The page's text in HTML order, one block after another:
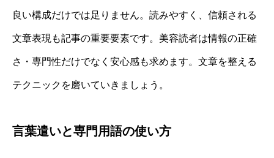
良い構成だけでは足りません。読みやすく、信頼される
文章表現も記事の重要要素です。美容読者は情報の正確
さ・専門性だけでなく安心感も求めます。文章を整える
テクニックを磨いていきましょう。
言葉遣いと専門用語の使い方